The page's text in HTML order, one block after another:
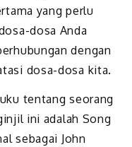
yang perlu
dosa Anda
dengan
dosa-dosa kita.
tentang seorang
ini adalah Song
sebagai John